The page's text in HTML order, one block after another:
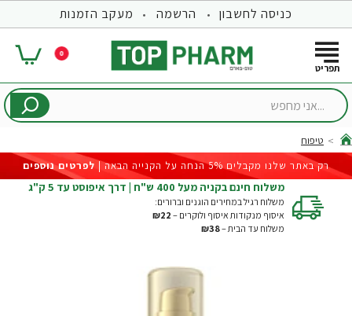
כניסה לחשבון הרשמה מעקב הזמנות
0
...אני
home
טיפוח
רק באתר שלנו מקבלים 5% הנחה על הקנייה הבאה |
לפרטים נוספים
משלוח חינם בקניה מעל 400 ש"ח | דרך איפוסט עד 5 ק"ג
משלוח רגיל במחירים הוגנים וברורים:
איסוף מנקודות איסוף ולוקרים – ₪22
משלוח עד הבית –₪38